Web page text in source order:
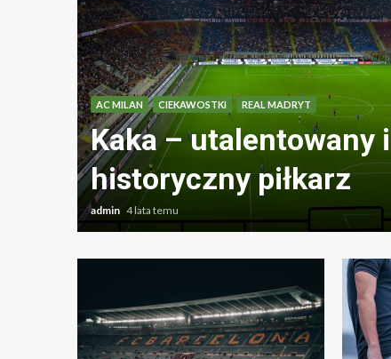
AC MILAN CIEKAWOSTKI REAL MADRYT
Kaka – utalentowany i
historyczny piłkarz
admin 4 lata temu